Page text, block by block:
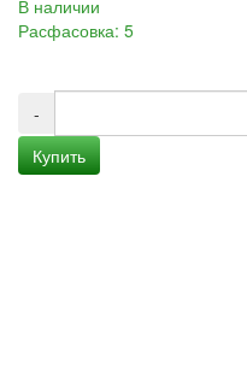
В наличии
Расфасовка: 5
-
Купить